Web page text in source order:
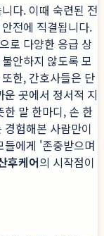
다. 이때 숙련된 전
전에 직결됩니다.
로 다양한 응급 상
안하지 않도록 모
한, 간호사들은 단
곳에서 정서적 지
한 말 한마디, 손 한
험해본 사람만이
들에게 '존중받으며
후케어의 시작점이